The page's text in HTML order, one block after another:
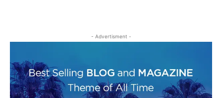
- Advertisment -